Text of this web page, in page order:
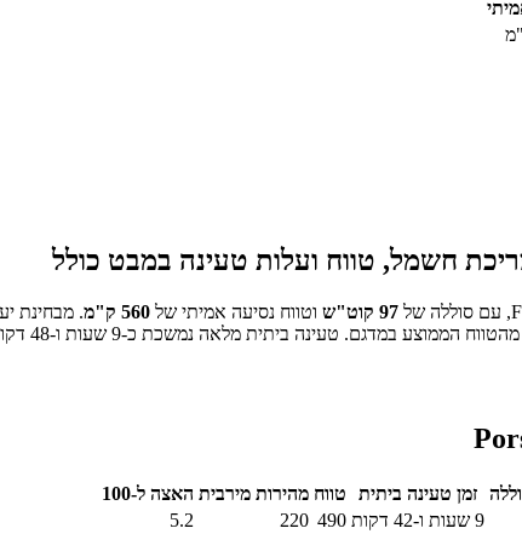
חשמל, טווח ועלות טעינה במבט כולל
F, עם סוללה של 97 קוט"ש וטווח נסיעה אמיתי של 560 ק"מ. מבחינת
טעינה ביתית מלאה נמשכת כ-9 שעות ו-48 דקות
זמן טעינה ביתית טווח מהירות מירבית האצה ל-100
9 שעות ו-42 דקות 490
220
5.2